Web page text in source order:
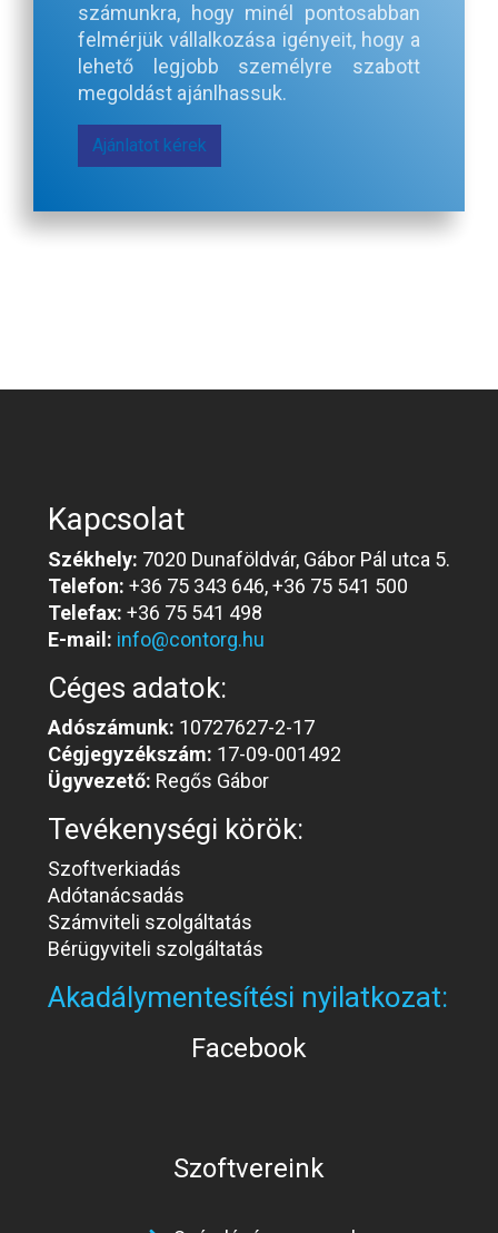
számunkra, hogy minél pontosabban
felmérjük vállalkozása igényeit, hogy a
lehető legjobb személyre szabott
megoldást ajánlhassuk.
Ajánlatot kérek
Kapcsolat
Székhely: 7020 Dunaföldvár, Gábor Pál utca 5.
Telefon: +36 75 343 646, +36 75 541 500
Telefax: +36 75 541 498
E-mail: info@contorg.hu
Céges adatok:
Adószámunk: 10727627-2-17
Cégjegyzékszám: 17-09-001492
Ügyvezető: Regős Gábor
Tevékenységi körök:
Szoftverkiadás
Adótanácsadás
Számviteli szolgáltatás
Bérügyviteli szolgáltatás
Akadálymentesítési nyilatkozat:
Facebook
Szoftvereink